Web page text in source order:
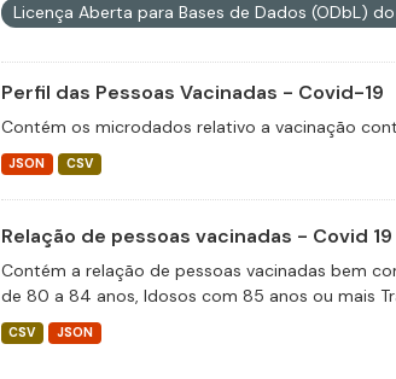
Licença Aberta para Bases de Dados (ODbL)
Perfil das Pessoas Vacinadas - Covid-19
Contém os microdados relativo a vacinação
JSON CSV
Relação de pessoas vacinadas - Covid 19
Contém a relação de pessoas vacinadas bem
de 80 a 84 anos, Idosos com 85 anos ou mais
CSV JSON